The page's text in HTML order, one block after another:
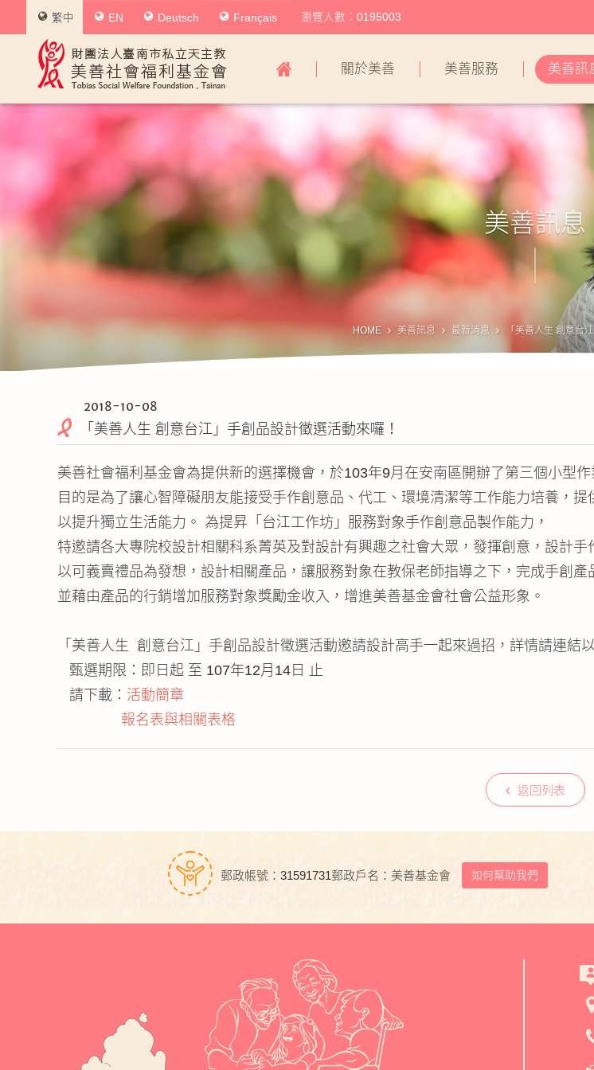
社
會
福
利
金
會
導
覽
關於美善 美善服務 美善訊
繁中 EN Deutsch Français 瀏覽人數：0195003
美善訊息
HOME 美善訊息 最新消息 「美善人生 創意台
2018-10-08
「美善人生 創意台江」手創品設計徵選活動來囉！
美善社會福利基金會為提供新的選擇機會，於103年9月在安南區開辦了第三個小型作
目的是為了讓心智障礙朋友能接受手作創意品、代工、環境清潔等工作能力培養，提
以提升獨立生活能力。 為提昇「台江工作坊」服務對象手作創意品製作能力，
特邀請各大專院校設計相關科系菁英及對設計有興趣之社會大眾，發揮創意，設計手
以可義賣禮品為發想，設計相關產品，讓服務對象在教保老師指導之下，完成手創產
並藉由產品的行銷增加服務對象獎勵金收入，增進美善基金會社會公益形象。
「美善人生 創意台江」手創品設計徵選活動邀請設計高手一起來過招，詳情請連結
甄選期限：即日起 至 107年12月14日 止
請下載： 活動簡章
報名表與相關表格
返回列表
郵政帳號：31591731郵政戶名：美善基金會 如何幫助我們